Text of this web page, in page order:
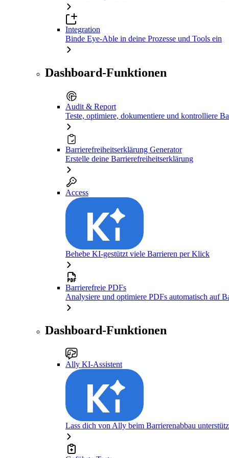
Integration
Binde Eye-Able in deine Prozesse und Tools ein
Dashboard-Funktionen
Audit & Report
Teste, optimiere, dokumentiere und kontrolliere
Barrierefreiheitserklärung Generator
Erstelle deine Barrierefreiheitserklärung
Access
Behebe KI-gestützt viele Barrieren per Klick
Barrierefreie PDFs
Analysiere und optimiere PDFs automatisch auf
Dashboard-Funktionen
Ally KI-Assistent
Lass dich von Ally beim Barrierenabbau